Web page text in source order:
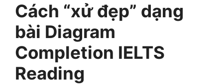
Cách “xử đẹp” dạng
bài Diagram
Completion IELTS
Reading